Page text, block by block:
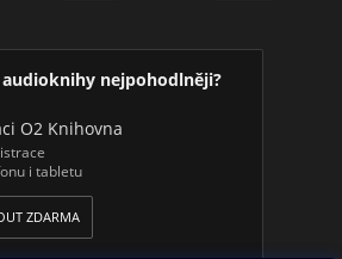
nejpohodlněji?
O2 Knihovna
i tabletu
ZDARMA